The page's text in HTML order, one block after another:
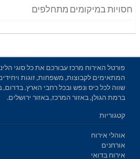
חסויות במיקומים מתחלפים
פורטל האירוח מרכז עבורכם את כל סוגי
המתאימים לקבוצות, משפחות, זוגות ויחידים
שווה לכל כיס ונפש ובכל רחבי הארץ. בדרום,
ברמת הגולן, באזור המרכז, באזור ירושלים.
קטגוריות
אוהלי אירוח
אורחנים
אירוח בדואי